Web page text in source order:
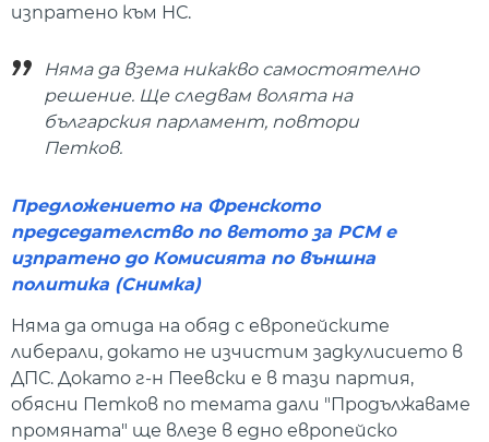
изпратено към НС.
Няма да взема никакво самостоятелно
решение. Ще следвам волята на
българския парламент, повтори
Петков.
Предложението на Френското
председателство по ветото за РСМ е
изпратено до Комисията по външна
политика (Снимка)
Няма да отида на обяд с европейските
либерали, докато не изчистим задкулисието в
ДПС. Докато г-н Пеевски е в тази партия,
обясни Петков по темата дали "Продължаваме
промяната" ще влезе в едно европейско